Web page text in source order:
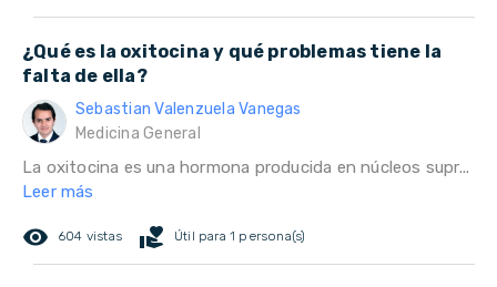
¿Qué es la oxitocina y qué problemas tiene la
falta de ella?
Sebastian Valenzuela Vanegas
Medicina General
La oxitocina es una hormona producida en núcleos supr...
Leer más
remove_red_eye 604 vistas volunteer_activism Útil para 1 persona(s)